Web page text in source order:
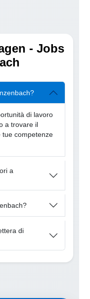
- Jobs
di lavoro
a trovare il
tue competenze
a
di